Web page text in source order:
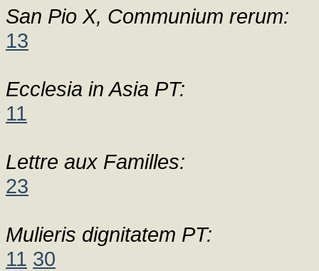
San Pio X, Communium rerum:
13
Ecclesia in Asia PT:
11
Lettre aux Familles:
23
Mulieris dignitatem PT:
11 30